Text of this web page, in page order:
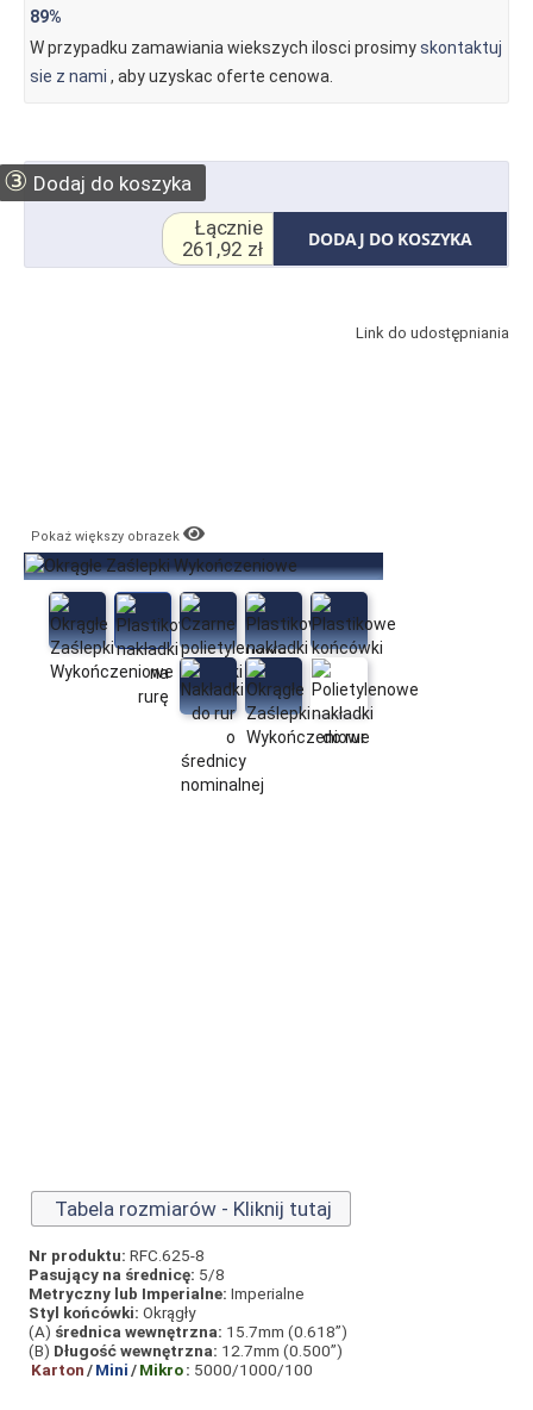
89%
W przypadku zamawiania wiekszych ilosci prosimyskontaktuj
sie z nami , aby uzyskac oferte cenowa.
③ Dodaj do koszyka
DODAJ DO KOSZYKA
Łącznie
261,92 zł
Link do udostępniania
Pokaż większy obrazek
Tabela rozmiarów - Kliknij tutaj
Nr produktu: RFC.625-8
Pasujący na średnicę: 5/8
Metryczny lub Imperialne: Imperialne
Styl końcówki: Okrągły
(A) średnica wewnętrzna: 15.7mm (0.618”)
(B) Długość wewnętrzna: 12.7mm (0.500”)
Karton/Mini/Mikro: 5000/1000/100